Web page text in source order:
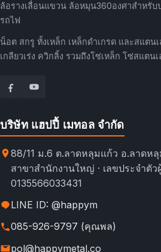
ล้อรางเลื่อนแขวน ล้อหมุน360องศาสำหรับ
รถไฟ
น็อต สกรู ทั้งเหล็ก เหล็กดำเกรด และสแต
เกลียวเร่ง ควิกลิ้ง รวมถึงโซ่เหล็ก โซ่สแตนเ
บริษัท แฮปปี้ เมทอล จำกัด
88/11 ม.6 ต.ลาดหลุมแก้ว อ.ลาดห
สาขาสำนักงานใหญ่ · เลขประจำตัว
0135566033431
LINE ID: @happym
085-926-9797 (คุณพล)
pol@happymetal.co